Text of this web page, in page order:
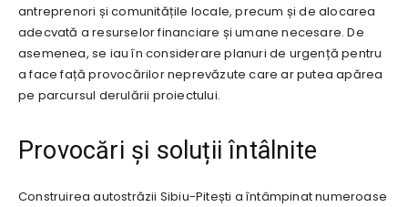
antreprenori și comunitățile locale, precum și de alocarea
adecvată a resurselor financiare și umane necesare. De
asemenea, se iau în considerare planuri de urgență pentru
a face față provocărilor neprevăzute care ar putea apărea
pe parcursul derulării proiectului.
Provocări și soluții întâlnite
Construirea autostrăzii Sibiu-Pitești a întâmpinat numeroase